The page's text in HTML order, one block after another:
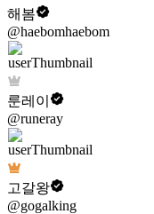
해봄
@haebomhaebom
룬레이
@runeray
고갈왕
@gogalking